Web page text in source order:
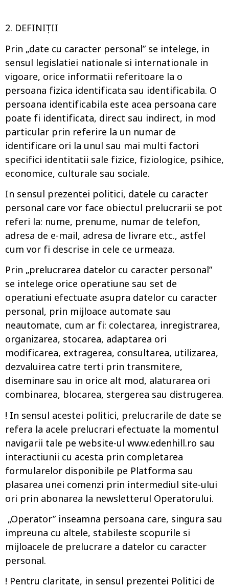
2. DEFINIȚII
Prin „date cu caracter personal” se intelege, in
sensul legislatiei nationale si internationale in
vigoare, orice informatii referitoare la o
persoana fizica identificata sau identificabila. O
persoana identificabila este acea persoana care
poate fi identificata, direct sau indirect, in mod
particular prin referire la un numar de
identificare ori la unul sau mai multi factori
specifici identitatii sale fizice, fiziologice, psihice,
economice, culturale sau sociale.
In sensul prezentei politici, datele cu caracter
personal care vor face obiectul prelucrarii se pot
referi la: nume, prenume, numar de telefon,
adresa de e-mail, adresa de livrare etc., astfel
cum vor fi descrise in cele ce urmeaza.
Prin „prelucrarea datelor cu caracter personal”
se intelege orice operatiune sau set de
operatiuni efectuate asupra datelor cu caracter
personal, prin mijloace automate sau
neautomate, cum ar fi: colectarea, inregistrarea,
organizarea, stocarea, adaptarea ori
modificarea, extragerea, consultarea, utilizarea,
dezvaluirea catre terti prin transmitere,
diseminare sau in orice alt mod, alaturarea ori
combinarea, blocarea, stergerea sau distrugerea.
! In sensul acestei politici, prelucrarile de date se
refera la acele prelucrari efectuate la momentul
navigarii tale pe website-ul www.edenhill.ro sau
interactiunii cu acesta prin completarea
formularelor disponibile pe Platforma sau
plasarea unei comenzi prin intermediul site-ului
ori prin abonarea la newsletterul Operatorului.
„Operator” inseamna persoana care, singura sau
impreuna cu altele, stabileste scopurile si
mijloacele de prelucrare a datelor cu caracter
personal.
! Pentru claritate, in sensul prezentei Politici de